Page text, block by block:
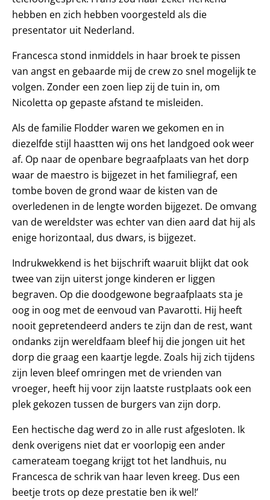
hebben en zich hebben voorgesteld als die
presentator uit Nederland.
Francesca stond inmiddels in haar broek te pissen
van angst en gebaarde mij de crew zo snel mogelijk te
volgen. Zonder een zoen liep zij de tuin in, om
Nicoletta op gepaste afstand te misleiden.
Als de familie Flodder waren we gekomen en in
diezelfde stijl haastten wij ons het landgoed ook weer
af. Op naar de openbare begraafplaats van het dorp
waar de maestro is bijgezet in het familiegraf, een
tombe boven de grond waar de kisten van de
overledenen in de lengte worden bijgezet. De omvang
van de wereldster was echter van dien aard dat hij als
enige horizontaal, dus dwars, is bijgezet.
Indrukwekkend is het bijschrift waaruit blijkt dat ook
twee van zijn uiterst jonge kinderen er liggen
begraven. Op die doodgewone begraafplaats sta je
oog in oog met de eenvoud van Pavarotti. Hij heeft
nooit gepretendeerd anders te zijn dan de rest, want
ondanks zijn wereldfaam bleef hij die jongen uit het
dorp die graag een kaartje legde. Zoals hij zich tijdens
zijn leven bleef omringen met de vrienden van
vroeger, heeft hij voor zijn laatste rustplaats ook een
plek gekozen tussen de burgers van zijn dorp.
Een hectische dag werd zo in alle rust afgesloten. Ik
denk overigens niet dat er voorlopig een ander
camerateam toegang krijgt tot het landhuis, nu
Francesca de schrik van haar leven kreeg. Dus een
beetje trots op deze prestatie ben ik wel!’